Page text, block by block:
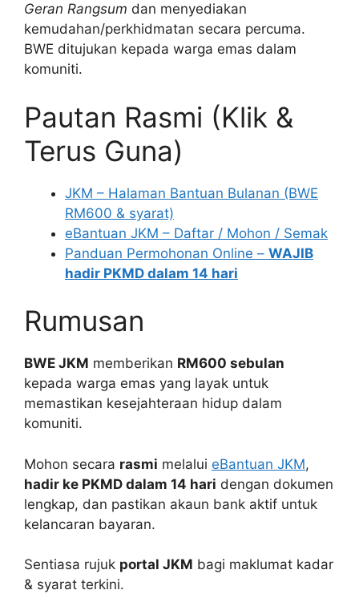
Geran Rangsum dan menyediakan
kemudahan/perkhidmatan secara percuma.
BWE ditujukan kepada warga emas dalam
komuniti.
Pautan Rasmi (Klik &
Terus Guna)
JKM – Halaman Bantuan Bulanan (BWE
RM600 & syarat)
eBantuan JKM – Daftar / Mohon / Semak
Panduan Permohonan Online – WAJIB
hadir PKMD dalam 14 hari
Rumusan
BWE JKM memberikan RM600 sebulan
kepada warga emas yang layak untuk
memastikan kesejahteraan hidup dalam
komuniti.
Mohon secara rasmi melalui eBantuan JKM,
hadir ke PKMD dalam 14 hari dengan dokumen
lengkap, dan pastikan akaun bank aktif untuk
kelancaran bayaran.
Sentiasa rujuk portal JKM bagi maklumat kadar
& syarat terkini.